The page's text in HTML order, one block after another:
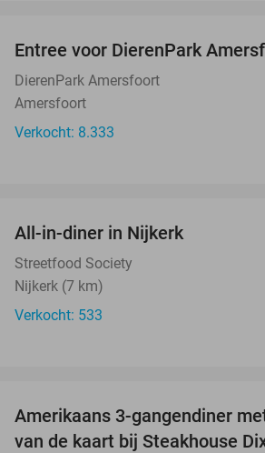
Entree voor DierenPark
DierenPark Amersfoort
Amersfoort
Verkocht: 8.333
All-in-diner in Nijkerk
Streetfood Society
Nijkerk (7 km)
Verkocht: 533
TODAY
Amerikaans 3-gangendiner
van de kaart bij Steakhouse